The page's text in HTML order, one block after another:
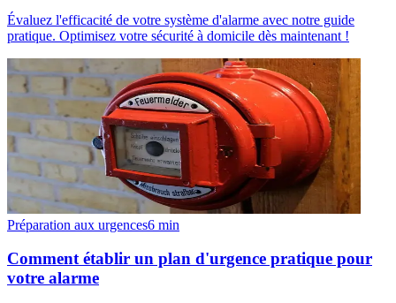
Évaluez l'efficacité de votre système d'alarme avec notre guide
pratique. Optimisez votre sécurité à domicile dès maintenant !
Préparation aux urgences6 min
Comment établir un plan d'urgence pratique pour
votre alarme